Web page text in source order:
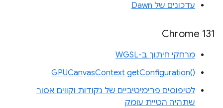
עדכונים של Dawn
Chrome 131
מרחקי חיתוך ב-WGSL
‎GPUCanvasContext getConfiguration‎()‎
לטיפוסים פרימיטיביים של נקודות וקווים אסור
שתהיה הטיית עומק